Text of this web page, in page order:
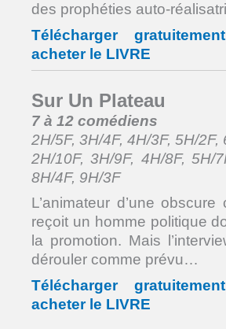
des prophéties auto-
Télécharger
acheter le LIVRE
Sur Un Plateau
7 à 12 comédiens
2H/5F, 3H/4F, 4H/3F, 5H/2F,
2H/10F, 3H/9F, 4H/8F, 5H/
8H/4F, 9H/3F
L’animateur d’une
reçoit un homme politique
la promotion. Mais
dérouler comme prévu…
Télécharger
acheter le LIVRE